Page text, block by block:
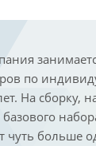
по
На сборку,
базового
чуть больше